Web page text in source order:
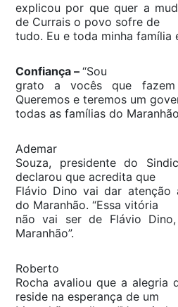
explicou por que quer a
de Currais o povo sofre de
tudo. Eu e toda minha família
Confiança – “Sou
grato a vocês que fazem
Queremos e teremos um
todas as famílias do
Ademar
Souza, presidente do
declarou que acredita que
Flávio Dino vai dar atenção
do Maranhão. “Essa vitória
não vai ser de Flávio
Maranhão”.
Roberto
Rocha avaliou que a alegria
reside na esperança de um